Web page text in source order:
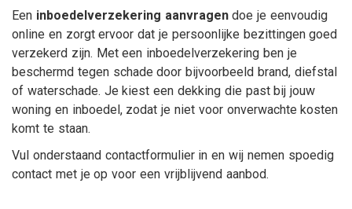
Een inboedelverzekering aanvragendoe je eenvoudig
online en zorgt ervoor dat je persoonlijke bezittingen goed
verzekerd zijn. Met een inboedelverzekering ben je
beschermd tegen schade door bijvoorbeeld brand, diefstal
of waterschade. Je kiest een dekking die past bij jouw
woning en inboedel, zodat je niet voor onverwachte kosten
komt te staan.
Vul onderstaand contactformulier in en wij nemen spoedig
contact met je op voor een vrijblijvend aanbod.